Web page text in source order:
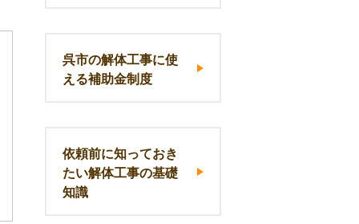
呉市の解体工事に使
える補助金制度
依頼前に知っておき
たい解体工事の基礎
知識